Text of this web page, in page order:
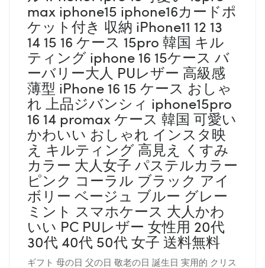
max iphone15 iphone16カードポ
ケット付き 収納 iPhone11 12 13
14 15 16 ケース 15pro 韓国 キル
ティング iphone 16 15ケース バ
ーバリー大人 PUレザー 高級感
薄型 iPhone 16 15 ケース おしゃ
れ 上品ジバンシィ iphone15pro
16 14 promax ケース 韓国 可愛い
かわいい おしゃれ インスタ映
え キルティング 高見え くすみ
カラー 大人女子 パステルカラー
ピンク コーラル ブラック アイ
ボリー ベージュ ブルー グレー
ミント スマホケース 大人かわ
いい PC PUレザー 女性用 20代
30代 40代 50代 女子 送料無料
ギフト 母の日 父の日 敬老の日 誕生日 実用的 クリス